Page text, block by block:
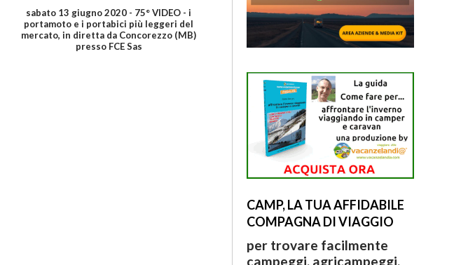
sabato 13 giugno 2020 - 75° VIDEO - i
portamoto e i portabici più leggeri del
mercato, in diretta da Concorezzo (MB)
presso FCE Sas
CAMP, LA TUA AFFIDABILE
COMPAGNA DI VIAGGIO
per trovare facilmente
campeggi, agricampeggi,